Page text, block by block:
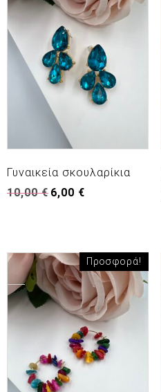
Γυναικεία σκουλαρίκια
10,00€ Original
6,00 €
Προσφορά!